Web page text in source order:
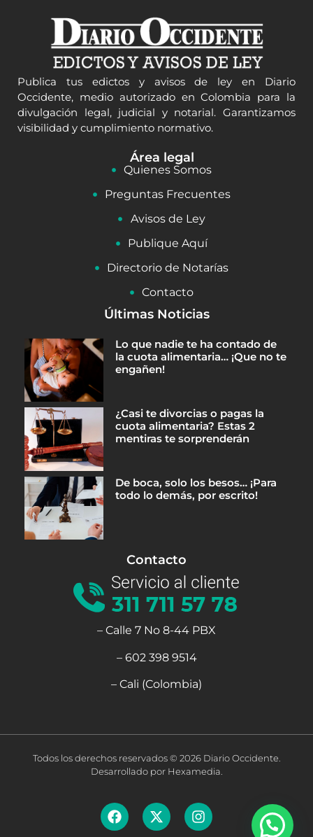
Publica tus edictos y avisos de ley en Diario
Occidente, medio autorizado en Colombia para la
divulgación legal, judicial y notarial. Garantizamos
visibilidad y cumplimiento normativo.
Área legal
Quienes Somos
Preguntas Frecuentes
Avisos de Ley
Publique Aquí
Directorio de Notarías
Contacto
Últimas Noticias
Lo que nadie te ha contado de
la cuota alimentaria… ¡Que no te
engañen!
¿Casi te divorcias o pagas la
cuota alimentaria? Estas 2
mentiras te sorprenderán
De boca, solo los besos… ¡Para
todo lo demás, por escrito!
Contacto
– Calle 7 No 8-44 PBX
– 602 398 9514
– Cali (Colombia)
Todos los derechos reservados © 2026 Diario Occidente.
Desarrollado por Hexamedia.